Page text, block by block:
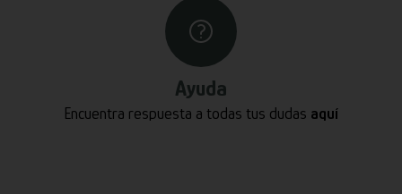
Ayuda
Encuentra respuesta a todas tus dudas aquí